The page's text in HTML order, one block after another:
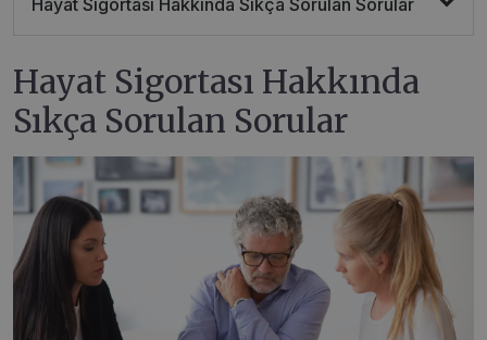
Hayat Sigortası Hakkında Sıkça Sorulan Sorular
Hayat Sigortası Hakkında
Sıkça Sorulan Sorular